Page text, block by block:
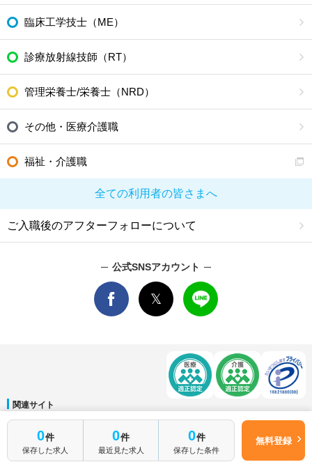
0件
保存した求人
0件
最近見た求人
0件
保存した条件
無料登録
臨床工学技士（ME）
診療放射線技師（RT）
管理栄養士/栄養士（NRD）
その他・医療介護職
福祉・介護職
全ての利用者の皆さまへ
ご入職後のアフターフォローについて
公式SNSアカウント
無料転職サポートに申し込む
はじめて転職
関連サイト
マイナビDOCTOR│マイナビ看護師│マイナビ薬剤師│マイナビ保育士
運営会社
会社概要│ ご利用規約 個人情報保護方針 サイトマップ│お問い合わせ